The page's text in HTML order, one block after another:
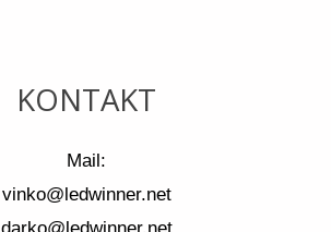
KONTAKT
Mail:
vinko@ledwinner.net
darko@ledwinner.net